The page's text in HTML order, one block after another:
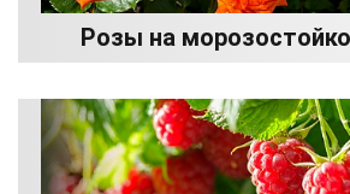
Розы на